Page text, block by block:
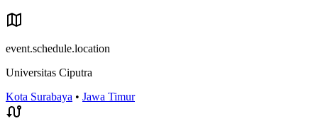
event.schedule.location
Universitas Ciputra
Kota Surabaya • Jawa Timur